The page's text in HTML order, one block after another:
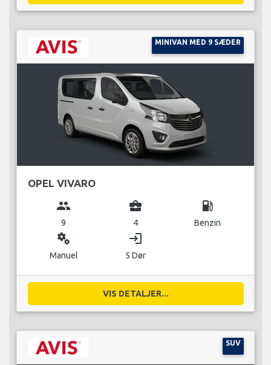
MINIVAN MED 9 SÆDER
OPEL VIVARO
group
9
business_center
4
local_gas_station
Benzin
miscellaneous_services
Manuel
login
5 Dør
VIS DETALJER...
SUV